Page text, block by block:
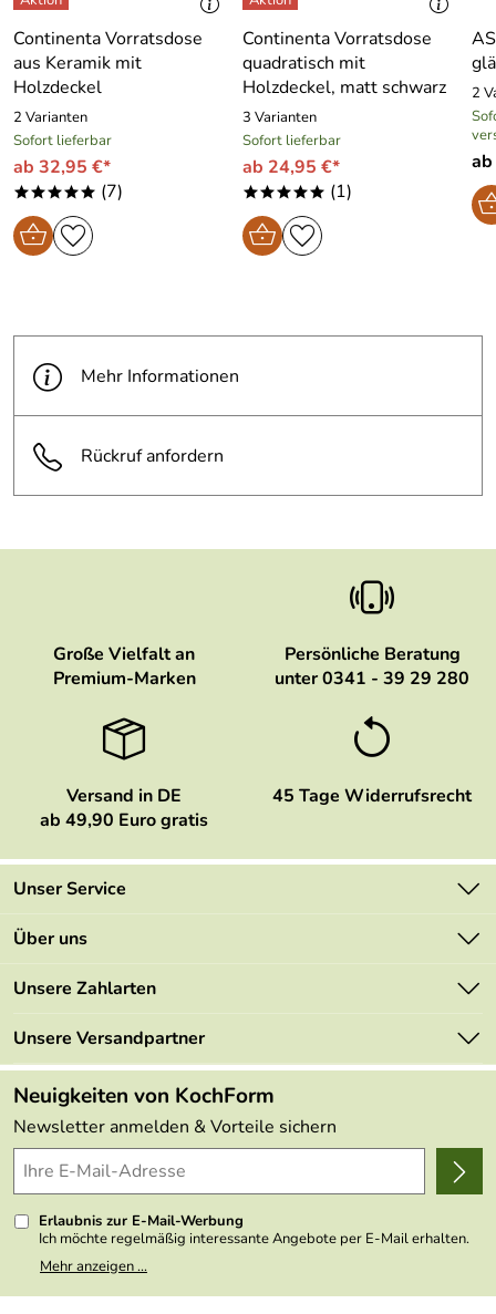
Continenta Vorratsdose
aus Keramik mit
Holzdeckel
2 Varianten
Sofort lieferbar
ab 32,95 €*
***** (7)
Continenta Vorratsdose
quadratisch mit
Holzdeckel, matt schwarz
3 Varianten
Sofort lieferbar
ab 24,95 €*
***** (1)
2
Mehr Informationen
Rückruf anfordern
Große Vielfalt an
Premium-Marken
Persönliche Beratung
unter 0341 - 39 29 280
Versand in DE
ab 49,90 Euro gratis
45 Tage Widerrufsrecht
Unser Service
Kontakt
Mehrwertsteuerfrei
Retourenportal
FAQs
Lieferbedingungen
Delivery Terms
Kundenlogin
Über uns
Marken
Angebote
Made in Germany
Themen
Wir über uns
Presse
Unsere Zahlarten
Unsere Versandpartner
Neuigkeiten von KochForm
Newsletter anmelden & Vorteile sichern
Erlaubnis zur E-Mail-Werbung
Ich möchte regelmäßig interessante Angebote per E-Mail erhalten.
Meine E-Mail-Adresse wird nicht an andere Unternehmen
weitergegeben. Zu statistischen Zwecken wird in anonymer Form
Mehr anzeigen ...